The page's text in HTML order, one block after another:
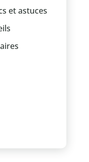
et astuces